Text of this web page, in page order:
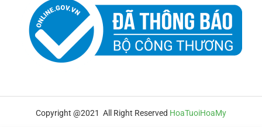
Copyright @2021 All Right Reserved HoaTuoiHoaMy